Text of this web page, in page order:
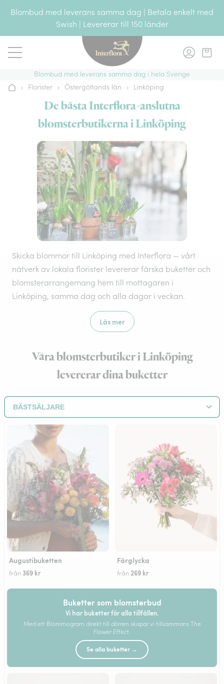
Blombud med leverans samma dag | Betala enkelt med
Swish | Levererar till 150 länder
Blombud med leverans samma dag i hela Sverige
Hem› Florister › Östergötlands län › Linköping
De bästa Interflora-anslutna
blomsterbutikerna i Linköping
Skicka blommor till Linköping med Interflora — vårt
nätverk av lokala florister levererar färska buketter och
blomsterarrangemang hem till mottagaren i
Linköping, samma dag och alla dagar i veckan.
Läs mer
Våra blomsterbutiker i Linköping
levererar dina buketter
Augustibuketten
från 369 kr
Färglycka
från 269 kr
Buketter som blomsterbud
Vi har buketter för alla tillfällen.
Med ett Blommogram direkt till dörren skapar vi tillsammans The
Flower Effect.
Se alla buketter →